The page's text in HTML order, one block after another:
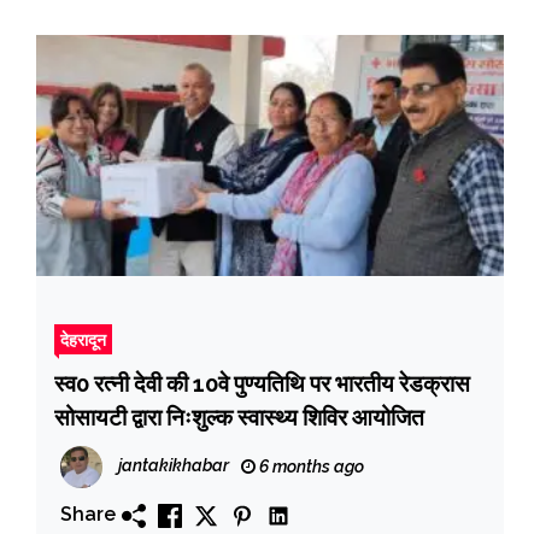
देहरादून
स्व0 रत्नी देवी की 10वे पुण्यतिथि पर भारतीय रेडक्रास
सोसायटी द्वारा निःशुल्क स्वास्थ्य शिविर आयोजित
jantakikhabar 6 months ago
Share